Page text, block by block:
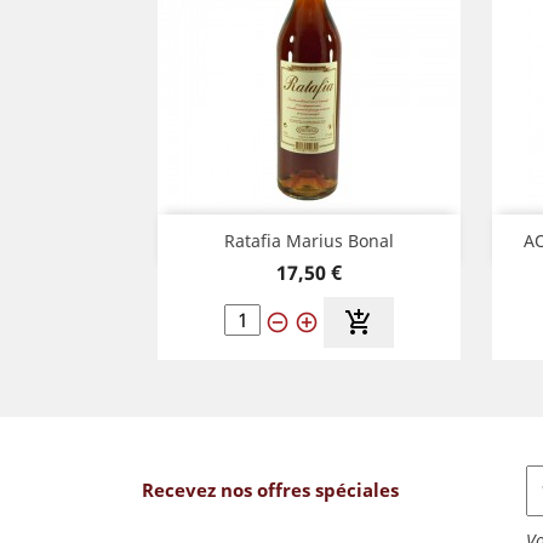
Ratafia Marius Bonal
Prix
17,50 €
remove_circle_outline add_circle_outline add_shopping_cart
Aperçu rapide
Recevez nos offres spéciales